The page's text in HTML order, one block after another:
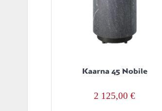
Kaarna 45 Nobile
2 125,00 €